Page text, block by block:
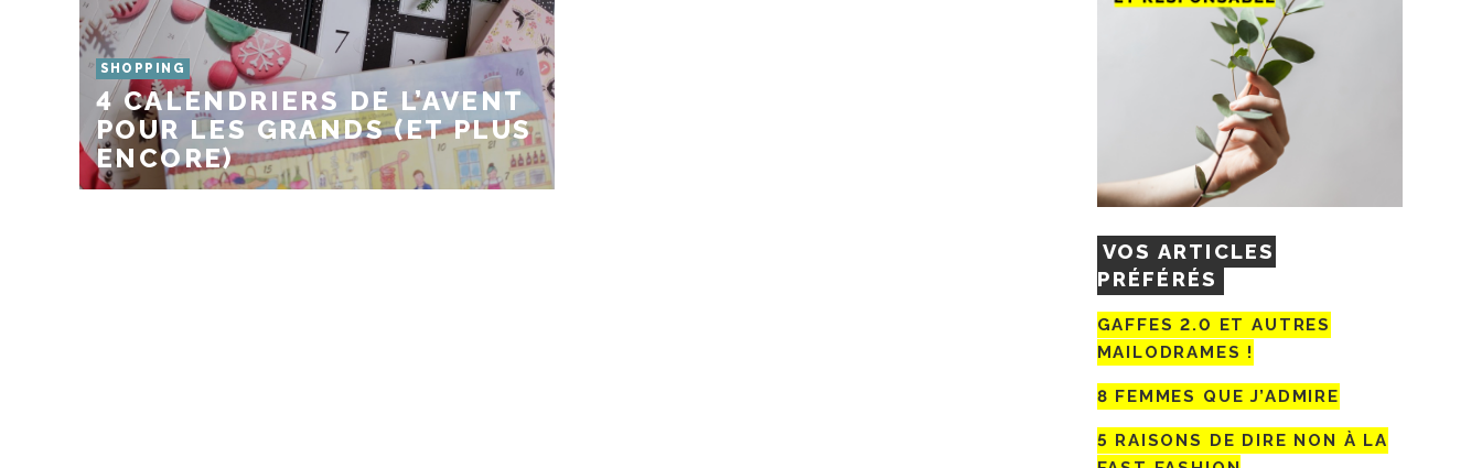
SHOPPING
4 CALENDRIERS DE L’AVENT
POUR LES GRANDS (ET PLUS
ENCORE)
VOS ARTICLES
PRÉFÉRÉS
GAFFES 2.0 ET AUTRES
MAILODRAMES !
8 FEMMES QUE J’ADMIRE
5 RAISONS DE DIRE NON À LA